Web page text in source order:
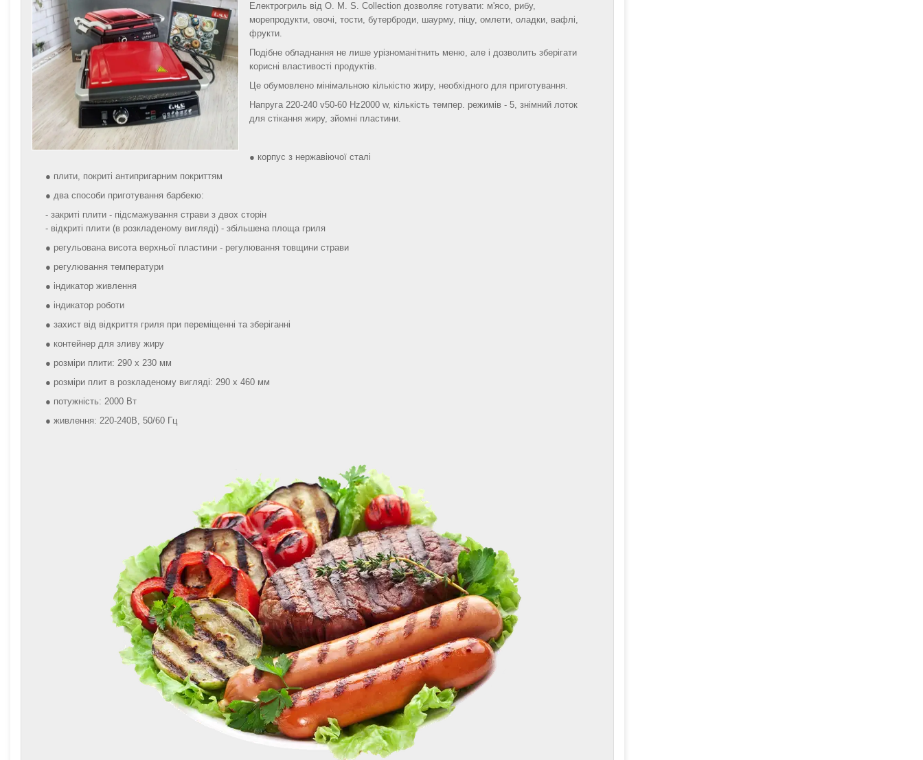
Електрогриль від O. M. S. Collection дозволяє готувати: м'ясо, рибу,
морепродукти, овочі, тости, бутерброди, шаурму, піцу, омлети, оладки, вафлі,
фрукти.
Подібне обладнання не лише урізноманітнить меню, але і дозволить зберігати
корисні властивості продуктів.
Це обумовлено мінімальною кількістю жиру, необхідного для приготування.
Напруга 220-240 v50-60 Hz2000 w, кількість темпер. режимів - 5, знімний лоток
для стікання жиру, зйомні пластини.
● корпус з нержавіючої сталі
● плити, покриті антипригарним покриттям
● два способи приготування барбекю:
- закриті плити - підсмажування страви з двох сторін
- відкриті плити (в розкладеному вигляді) - збільшена площа гриля
● регульована висота верхньої пластини - регулювання товщини страви
● регулювання температури
● індикатор живлення
● індикатор роботи
● захист від відкриття гриля при переміщенні та зберіганні
● контейнер для зливу жиру
● розміри плити: 290 х 230 мм
● розміри плит в розкладеному вигляді: 290 х 460 мм
● потужність: 2000 Вт
● живлення: 220-240В, 50/60 Гц